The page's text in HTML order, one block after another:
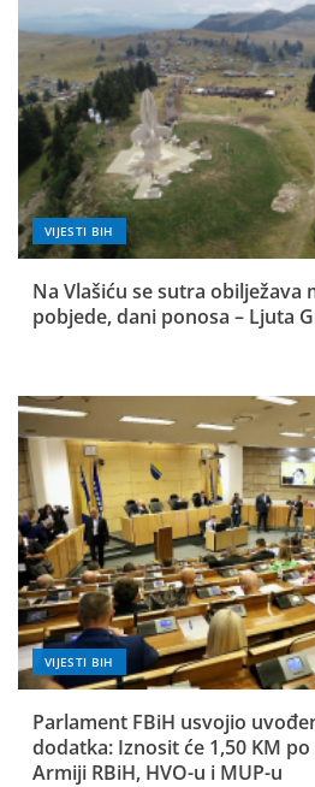
VIJESTI BIH
Na Vlašiću se sutra obilježava
pobjede, dani ponosa – Ljuta
VIJESTI BIH
Parlament FBiH usvojio
dodatka: Iznosit će 1,50 KM
Armiji RBiH, HVO-u i MUP-u